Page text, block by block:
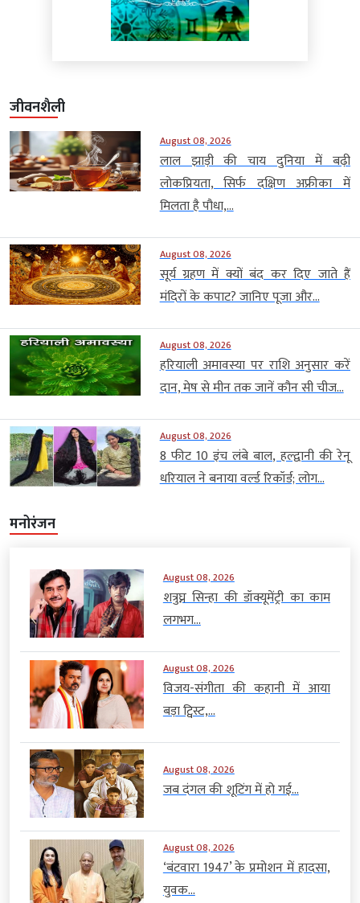
जीवनशैली
August 08, 2026
लाल झाड़ी की चाय दुनिया में बढ़ी
लोकप्रियता, सिर्फ दक्षिण अफ्रीका में
मिलता है पौधा,...
August 08, 2026
सूर्य ग्रहण में क्यों बंद कर दिए जाते हैं
मंदिरों के कपाट? जानिए पूजा और...
August 08, 2026
हरियाली अमावस्या पर राशि अनुसार करें
दान, मेष से मीन तक जानें कौन सी चीज...
August 08, 2026
8 फीट 10 इंच लंबे बाल, हल्द्वानी की रेनू
धरियाल ने बनाया वर्ल्ड रिकॉर्ड; लोग...
मनोरंजन
August 08, 2026
शत्रुघ्न सिन्हा की डॉक्यूमेंट्री का काम
लगभग...
August 08, 2026
विजय-संगीता की कहानी में आया
बड़ा ट्विस्ट,...
August 08, 2026
जब दंगल की शूटिंग में हो गई...
August 08, 2026
‘बंटवारा 1947’ के प्रमोशन में हादसा,
युवक...